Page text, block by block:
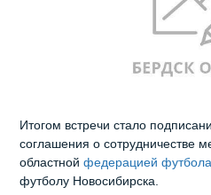
Итогом встречи стало
соглашения о сотрудничестве
областнойфедерацией футбола
футболу Новосибирска.